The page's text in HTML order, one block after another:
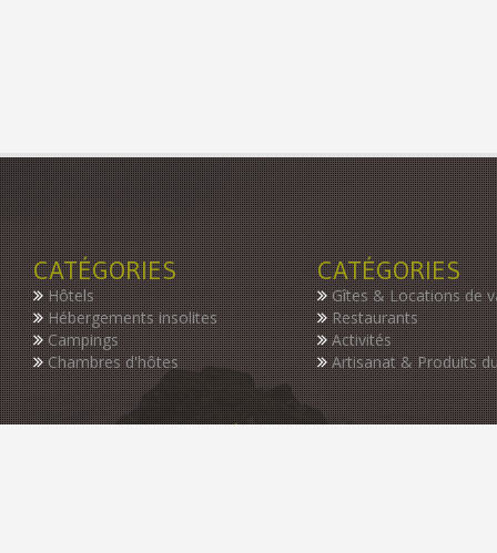
CATÉGORIES
Hôtels
Hébergements insolites
Campings
Chambres d'hôtes
CATÉGORIES
Gîtes & Locations de
Restaurants
Activités
Artisanat & Produits